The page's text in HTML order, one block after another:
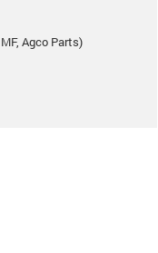
Agco Parts)